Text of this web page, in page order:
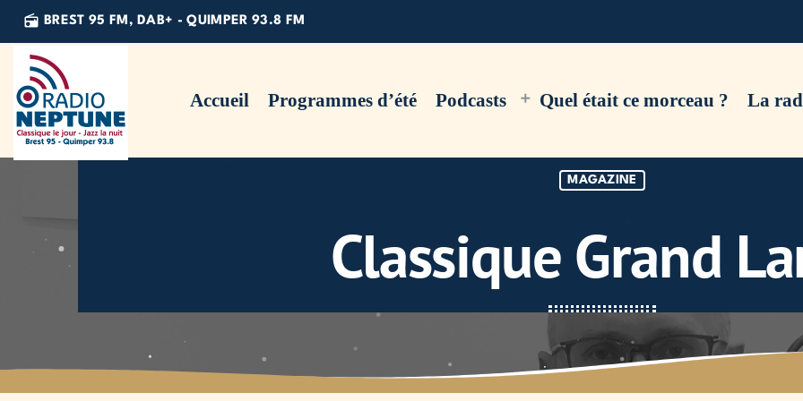
radio BREST 95 FM, DAB+ - QUIMPER 93.8 FM
Accueil Programmes d’été Podcasts Quel était ce morceau ? La
MAGAZINE
Classique Grand